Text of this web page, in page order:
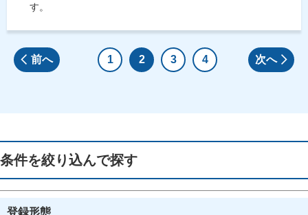
す。
前へ 1 2 3 4 次へ
条件を絞り込んで探す
登録形態